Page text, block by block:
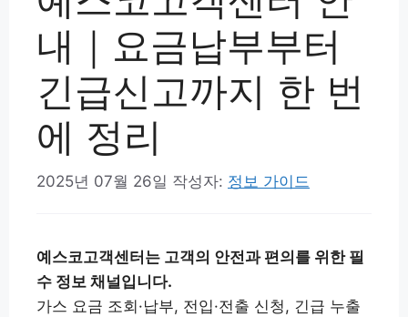
내｜요금납부부터
긴급신고까지 한 번
에 정리
2025년 07월 26일 작성자: 정보 가이드
예스코고객센터는 고객의 안전과 편의를 위한 필
수 정보 채널입니다.
가스 요금 조회·납부, 전입·전출 신청, 긴급 누출